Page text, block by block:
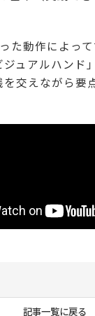
た動作によっ
ュアルハンド
交えながら要
記事一覧に戻る